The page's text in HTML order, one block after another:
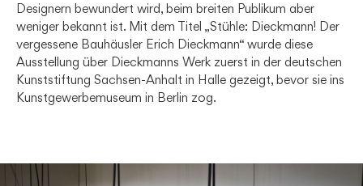
Designern bewundert wird, beim breiten Publikum aber
weniger bekannt ist. Mit dem Titel „Stühle: Dieckmann! Der
vergessene Bauhäusler Erich Dieckmann“ wurde diese
Ausstellung über Dieckmanns Werk zuerst in der deutschen
Kunststiftung Sachsen-Anhalt in Halle gezeigt, bevor sie ins
Kunstgewerbemuseum in Berlin zog.